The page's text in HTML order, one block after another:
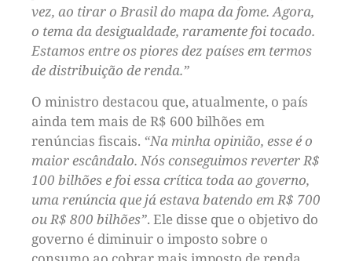
vez, ao tirar o Brasil do mapa da fome. Agora,
o tema da desigualdade, raramente foi tocado.
Estamos entre os piores dez países em termos
de distribuição de renda.”
O ministro destacou que, atualmente, o país
ainda tem mais de R$ 600 bilhões em
renúncias fiscais. “Na minha opinião, esse é o
maior escândalo. Nós conseguimos reverter R$
100 bilhões e foi essa crítica toda ao governo,
uma renúncia que já estava batendo em R$ 700
ou R$ 800 bilhões”. Ele disse que o objetivo do
governo é diminuir o imposto sobre o